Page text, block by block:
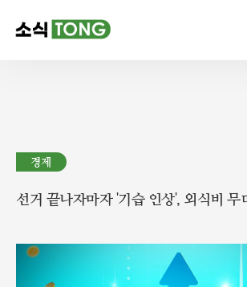
경제
선거 끝나자마자 '기습 인상', 외식비 무